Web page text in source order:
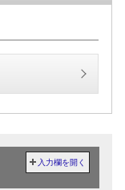
入力欄を開く